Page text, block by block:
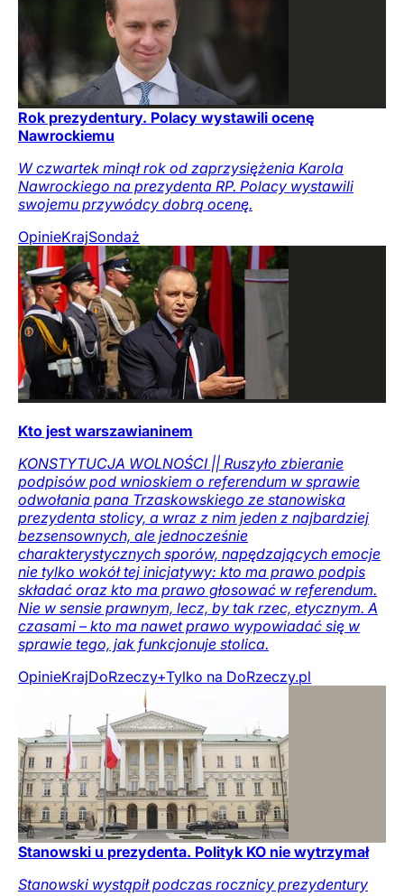
Rok prezydentury. Polacy wystawili ocenę
Nawrockiemu
W czwartek minął rok od zaprzysiężenia Karola
Nawrockiego na prezydenta RP. Polacy wystawili
swojemu przywódcy dobrą ocenę.
OpinieKrajSondaż
Kto jest warszawianinem
KONSTYTUCJA WOLNOŚCI || Ruszyło zbieranie
podpisów pod wnioskiem o referendum w sprawie
odwołania pana Trzaskowskiego ze stanowiska
prezydenta stolicy, a wraz z nim jeden z najbardziej
bezsensownych, ale jednocześnie
charakterystycznych sporów, napędzających emocje
nie tylko wokół tej inicjatywy: kto ma prawo podpis
składać oraz kto ma prawo głosować w referendum.
Nie w sensie prawnym, lecz, by tak rzec, etycznym. A
czasami – kto ma nawet prawo wypowiadać się w
sprawie tego, jak funkcjonuje stolica.
OpinieKrajDoRzeczy+Tylko na DoRzeczy.pl
Stanowski u prezydenta. Polityk KO nie wytrzymał
Stanowski wystąpił podczas rocznicy prezydentury